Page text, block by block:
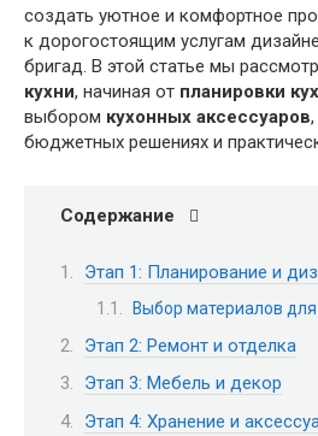
создать уютное и комфортное
к дорогостоящим услугам
бригад. В этой статье мы
кухни, начиная от планировки
выбором кухонных аксессуаров
бюджетных решениях и
Содержание
Этап 1: Планирование и
Выбор материалов для
Этап 2: Ремонт и отделка
Этап 3: Мебель и декор
Этап 4: Хранение и